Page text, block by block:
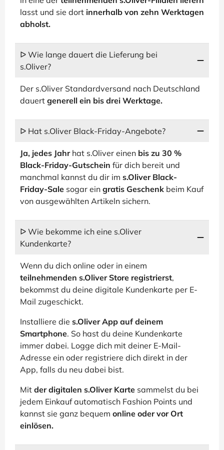
lasst und sie dort innerhalb von zehn Werktagen
abholst.
ᐅ Wie lange dauert die Lieferung bei
s.Oliver?
Der s.Oliver Standardversand nach Deutschland
dauert generell ein bis drei Werktage.
ᐅ Hat s.Oliver Black-Friday-Angebote?
Ja, jedes Jahrhat s.Oliver einen bis zu 30 %
Black-Friday-Gutschein für dich bereit und
manchmal kannst du dir im s.Oliver Black-
Friday-Sale sogar ein gratis Geschenk beim Kauf
von ausgewählten Artikeln sichern.
ᐅ Wie bekomme ich eine s.Oliver
Kundenkarte?
Wenn du dich online oder in einem
teilnehmenden s.Oliver Store registrierst,
bekommst du deine digitale Kundenkarte per E-
Mail zugeschickt.
Installiere die s.Oliver App auf deinem
Smartphone. So hast du deine Kundenkarte
immer dabei. Logge dich mit deiner E-Mail-
Adresse ein oder registriere dich direkt in der
App, falls du neu dabei bist.
Mit der digitalen s.Oliver Karte sammelst du bei
jedem Einkauf automatisch Fashion Points und
kannst sie ganz bequem online oder vor Ort
einlösen.